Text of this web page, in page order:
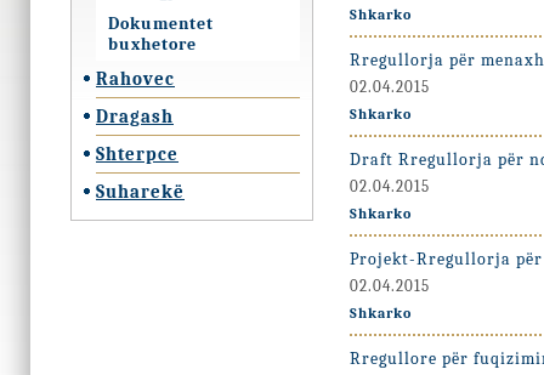
Dokumentet
buxhetore
Rahovec
Dragash
Shterpce
Suharekë
Shkarko
Rregullorja për
02.04.2015
Shkarko
Draft Rregullorja për
02.04.2015
Shkarko
Projekt-Rregullorja për
02.04.2015
Shkarko
Rregullore për